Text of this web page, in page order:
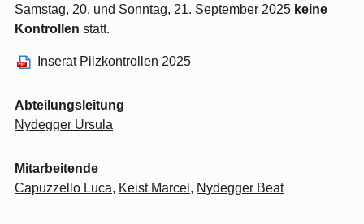
Samstag, 20. und Sonntag, 21. September 2025 keine
Kontrollen statt.
Inserat Pilzkontrollen 2025
Abteilungsleitung
Nydegger Ursula
Mitarbeitende
Capuzzello Luca, Keist Marcel , Nydegger Beat